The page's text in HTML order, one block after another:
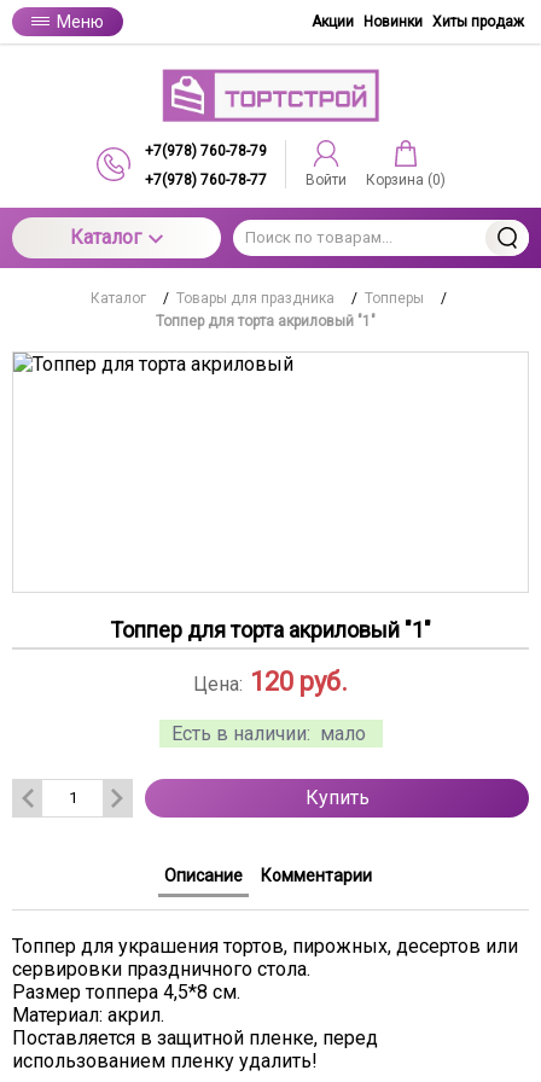
Меню Акции Новинки Хиты продаж
+7(978) 760-78-79
+7(978) 760-78-77
Войти Корзина (0)
Каталог
Каталог / Товары для праздника / Топперы
/
Топпер для торта акриловый "1"
Топпер для торта акриловый "1"
Есть в наличии: мало
Цена: 120 руб.
Купить
Описание Комментарии
Топпер для украшения тортов, пирожных, десертов или
сервировки праздничного стола.
Размер топпера 4,5*8 см.
Материал: акрил.
Поставляется в защитной пленке, перед
использованием пленку удалить!